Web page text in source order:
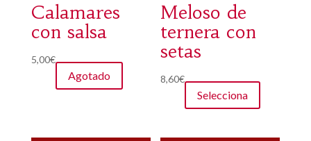
Calamares
con salsa
5,00€
Agotado
Meloso de
ternera con
setas
8,60€
Selecciona